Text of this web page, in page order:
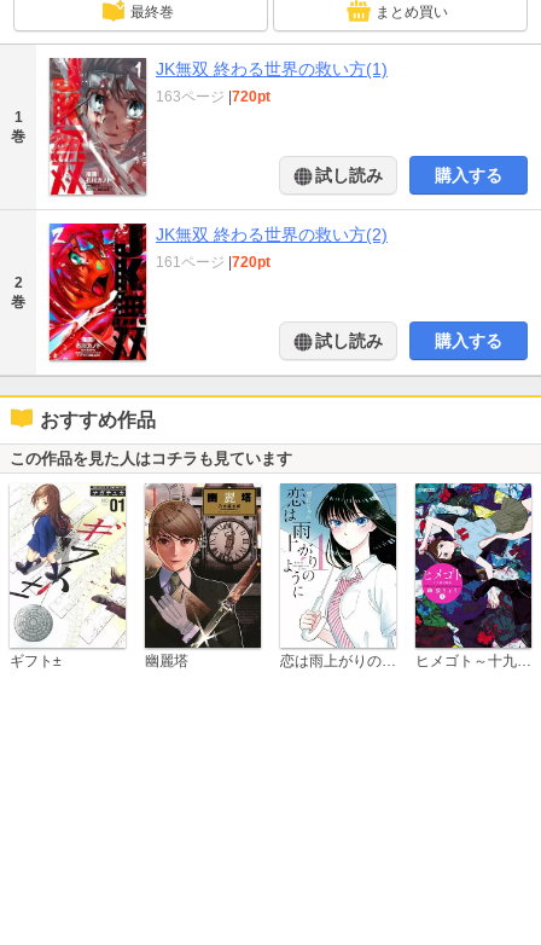
最終巻 まとめ買い
1
巻
JK無双 終わる世界の救い方(1)
163ページ |720pt
試し読み 購入する
2
巻
JK無双 終わる世界の救い方(2)
161ページ |720pt
試し読み 購入する
おすすめ作品
この作品を見た人はコチラも見ています
ギフト± 幽麗塔 ヒメゴト～十九歳の制服～